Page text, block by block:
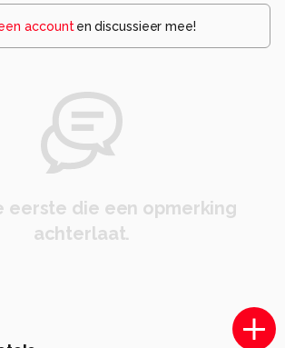
account en discussieer mee!
eerste die een opmerking
achterlaat.